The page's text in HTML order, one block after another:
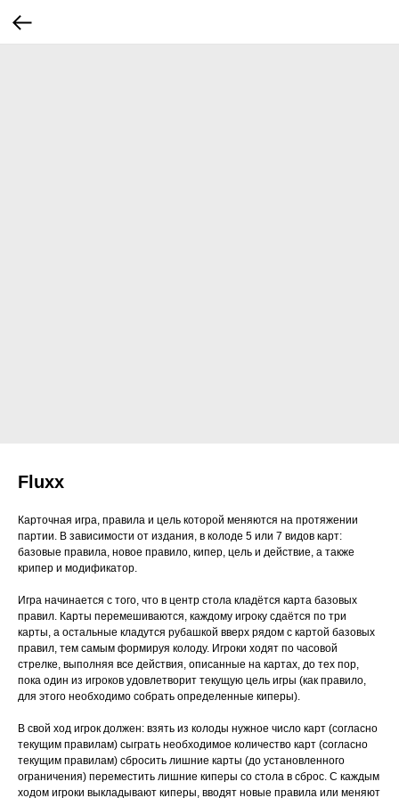
Fluxx
Карточная игра, правила и цель которой меняются на протяжении
партии. В зависимости от издания, в колоде 5 или 7 видов карт:
базовые правила, новое правило, кипер, цель и действие, а также
крипер и модификатор.
Игра начинается с того, что в центр стола кладётся карта базовых
правил. Карты перемешиваются, каждому игроку сдаётся по три
карты, а остальные кладутся рубашкой вверх рядом с картой базовых
правил, тем самым формируя колоду. Игроки ходят по часовой
стрелке, выполняя все действия, описанные на картах, до тех пор,
пока один из игроков удовлетворит текущую цель игры (как правило,
для этого необходимо собрать определенные киперы).
В свой ход игрок должен: взять из колоды нужное число карт (согласно
текущим правилам) сыграть необходимое количество карт (согласно
текущим правилам) сбросить лишние карты (до установленного
ограничения) переместить лишние киперы со стола в сброс. С каждым
ходом игроки выкладывают киперы, вводят новые правила или меняют